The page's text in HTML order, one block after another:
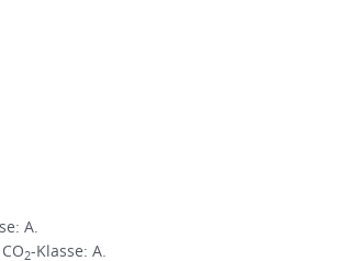
A.
2-Klasse: A.